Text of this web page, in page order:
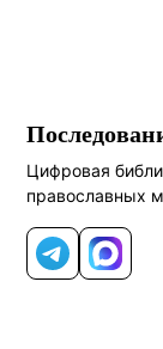
Цифровая
православных
Telegram
MAX